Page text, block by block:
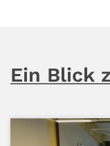
Ein Blick